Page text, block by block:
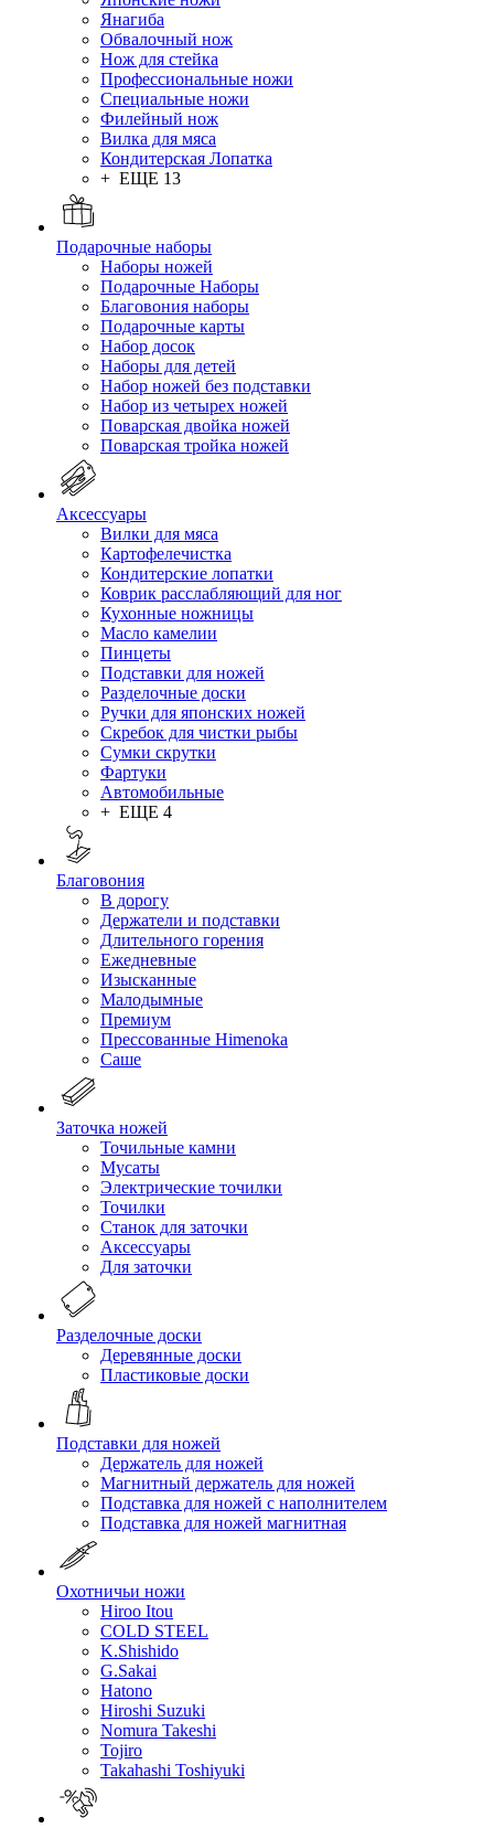
Янагиба
Обвалочный нож
Нож для стейка
Профессиональные ножи
Специальные ножи
Филейный нож
Вилка для мяса
Кондитерская Лопатка
+ ЕЩЕ 13
Подарочные наборы
Наборы ножей
Подарочные Наборы
Благовония наборы
Подарочные карты
Набор досок
Наборы для детей
Набор ножей без подставки
Набор из четырех ножей
Поварская двойка ножей
Поварская тройка ножей
Аксессуары
Вилки для мяса
Картофелечистка
Кондитерские лопатки
Коврик расслабляющий для ног
Кухонные ножницы
Масло камелии
Пинцеты
Подставки для ножей
Разделочные доски
Ручки для японских ножей
Скребок для чистки рыбы
Сумки скрутки
Фартуки
Автомобильные
+ ЕЩЕ 4
Благовония
В дорогу
Держатели и подставки
Длительного горения
Ежедневные
Изысканные
Малодымные
Премиум
Прессованные Himenoka
Саше
Заточка ножей
Точильные камни
Мусаты
Электрические точилки
Точилки
Станок для заточки
Аксессуары
Для заточки
Разделочные доски
Деревянные доски
Пластиковые доски
Подставки для ножей
Держатель для ножей
Магнитный держатель для ножей
Подставка для ножей с наполнителем
Подставка для ножей магнитная
Охотничьи ножи
Hiroo Itou
COLD STEEL
K.Shishido
G.Sakai
Hatono
Hiroshi Suzuki
Nomura Takeshi
Tojiro
Takahashi Toshiyuki